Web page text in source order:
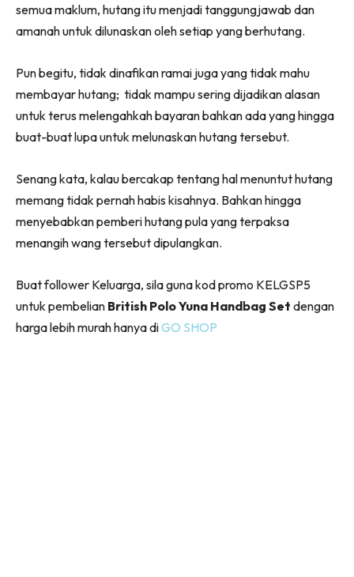
semua maklum, hutang itu menjadi tanggungjawab dan
amanah untuk dilunaskan oleh setiap yang berhutang.
Pun begitu, tidak dinafikan ramai juga yang tidak mahu
membayar hutang; tidak mampu sering dijadikan alasan
untuk terus melengahkah bayaran bahkan ada yang hingga
buat-buat lupa untuk melunaskan hutang tersebut.
Senang kata, kalau bercakap tentang hal menuntut hutang
memang tidak pernah habis kisahnya. Bahkan hingga
menyebabkan pemberi hutang pula yang terpaksa
menangih wang tersebut dipulangkan.
Buat follower Keluarga, sila guna kod promo KELGSP5
untuk pembelian British Polo Yuna Handbag Set dengan
harga lebih murah hanya diGO SHOP